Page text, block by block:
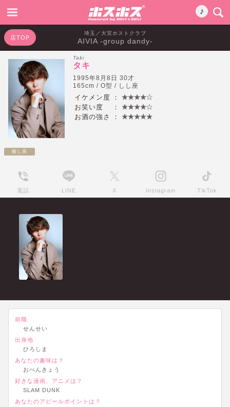
♪
埼玉／大宮ホストクラブ
AIVIA -group dandy-
店TOP
Taki
タキ
1995年8月8日 30才
165cm / O型 / しし座
イケメン度
：
お笑い度
：
お酒の強さ
：
癒し系
電話 LINE X Instagram TikTok
前職
せんせい
出身地
ひろしま
あなたの趣味は？
おべんきょう
好きな漫画、アニメは？
SLAM DUNK
あなたのアピールポイントは？